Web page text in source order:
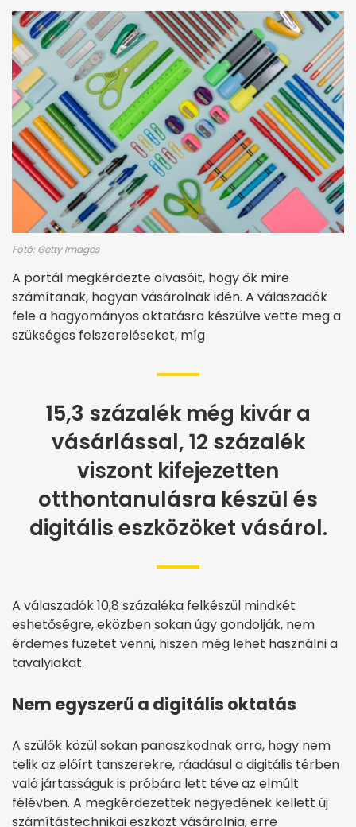
Fotó: Getty Images
A portál megkérdezte olvasóit, hogy ők mire
számítanak, hogyan vásárolnak idén. A válaszadók
fele a hagyományos oktatásra készülve vette meg a
szükséges felszereléseket, míg
15,3 százalék még kivár a
vásárlással, 12 százalék
viszont kifejezetten
otthontanulásra készül és
digitális eszközöket vásárol.
A válaszadók 10,8 százaléka felkészül mindkét
eshetőségre, eközben sokan úgy gondolják, nem
érdemes füzetet venni, hiszen még lehet használni a
tavalyiakat.
Nem egyszerű a digitális oktatás
A szülők közül sokan panaszkodnak arra, hogy nem
telik az előírt tanszerekre, ráadásul a digitális térben
való jártasságuk is próbára lett téve az elmúlt
félévben. A megkérdezettek negyedének kellett új
számítástechnikai eszközt vásárolnia, erre